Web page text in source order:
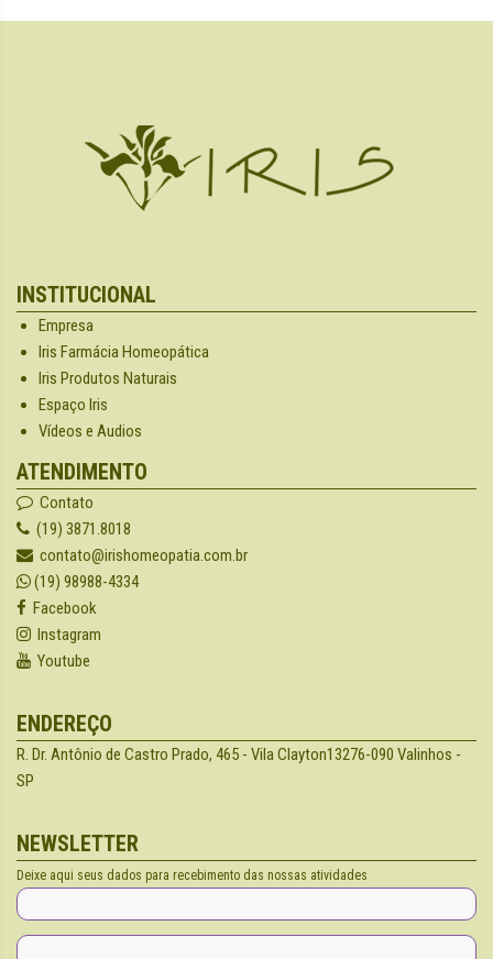
INSTITUCIONAL
Empresa
Iris Farmácia Homeopática
Iris Produtos Naturais
Espaço Iris
Vídeos e Audios
ATENDIMENTO
Contato
(19) 3871.8018
contato@irishomeopatia.com.br
(19) 98988-4334
Facebook
Instagram
Youtube
ENDEREÇO
R. Dr. Antônio de Castro Prado, 465 - Vila Clayton13276-090 Valinhos -
SP
NEWSLETTER
Deixe aqui seus dados para recebimento das nossas atividades